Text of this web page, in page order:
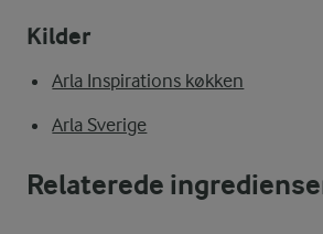
Kilder
Arla Inspirations køkken
Arla Sverige
Relaterede